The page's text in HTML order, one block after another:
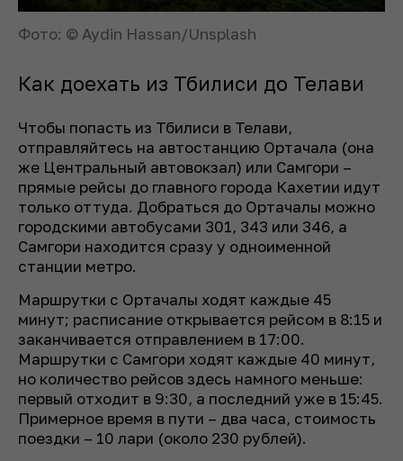
Фото: © Aydin Hassan/Unsplash
Как доехать из Тбилиси до Телави
Чтобы попасть из Тбилиси в Телави,
отправляйтесь на автостанцию Ортачала (она
же Центральный автовокзал) или Самгори –
прямые рейсы до главного города Кахетии идут
только оттуда. Добраться до Ортачалы можно
городскими автобусами 301, 343 или 346, а
Самгори находится сразу у одноименной
станции метро.
Маршрутки с Ортачалы ходят каждые 45
минут; расписание открывается рейсом в 8:15 и
заканчивается отправлением в 17:00.
Маршрутки с Самгори ходят каждые 40 минут,
но количество рейсов здесь намного меньше:
первый отходит в 9:30, а последний уже в 15:45.
Примерное время в пути – два часа, стоимость
поездки – 10 лари (около 230 рублей).